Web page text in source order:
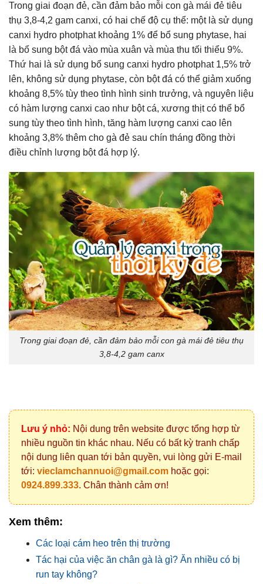
Trong giai đoạn đẻ, cần đảm bảo mỗi con gà mái đẻ tiêu
thụ 3,8-4,2 gam canxi, có hai chế độ cụ thể: một là sử dụng
canxi hydro photphat khoảng 1% để bổ sung phytase, hai
là bổ sung bột đá vào mùa xuân và mùa thu tối thiểu 9%.
Thứ hai là sử dụng bổ sung canxi hydro photphat 1,5% trở
lên, không sử dụng phytase, còn bột đá có thể giảm xuống
khoảng 8,5% tùy theo tình hình sinh trưởng, và nguyên liệu
có hàm lượng canxi cao như bột cá, xương thịt có thể bổ
sung tùy theo tình hình, tăng hàm lượng canxi cao lên
khoảng 3,8% thêm cho gà đẻ sau chín tháng đồng thời
điều chỉnh lượng bột đá hợp lý.
Trong giai đoạn đẻ, cần đảm bảo mỗi con gà mái đẻ tiêu thụ
3,8-4,2 gam canx
Lưu ý nhỏ: Nội dung trên website được tổng hợp từ
nhiều nguồn tin khác nhau. Nếu có bất kỳ tranh chấp
nội dung liên quan tới bản quyền, vui lòng gửi E-mail
tới: vieclamchannuoi@gmail.com hoặc gọi:
0924.899.333. Chân thành cảm ơn!
Xem thêm:
Các loại cám heo trên thị trường
Tác hại của việc ăn chân gà là gì? Ăn nhiều có bị
run tay không?